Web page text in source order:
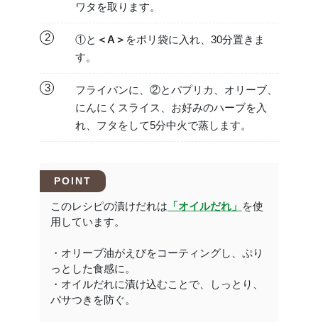
ワタを取ります。
2 ①と ＜A＞ をポリ袋に入れ、30分置きま
す。
3
フライパンに、②とパプリカ、オリーブ、
にんにくスライス、お好みのハーブを入
れ、フタをして5分中火で蒸します。
POINT
このレシピの漬けだれは 「オイルだれ」 を使
用しています。
・オリーブ油がえびをコーティングし、ぷり
っとした食感に。
・オイルだれに漬け込むことで、しっとり、
パサつきを防ぐ。